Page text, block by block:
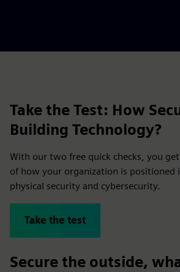
Take the Test: How
Building Technology?
With our two free quick checks, you
of how your organization is positioned
physical security and cybersecurity.
Take the test
Secure the outside,